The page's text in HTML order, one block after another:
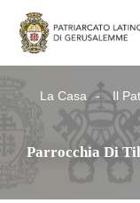
La Casa Il
Parrocchia Di